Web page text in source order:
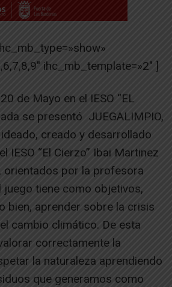
ihc_mb_template=»2″ ]
de Mayo en el IESO “EL
se presentó JUEGALIMPIO,
creado y desarrollado
IESO “El Cierzo” Ibai Martinez
orientados por la profesora
juego tiene como objetivos,
bien, aprender sobre la crisis
cambio climático. De esta
correctamente la
la naturaleza aprendiendo
que generamos como